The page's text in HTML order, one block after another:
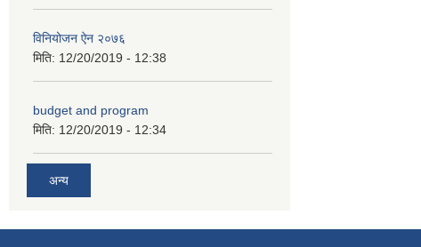
विनियोजन ऐन २०७६
मिति: 12/20/2019 - 12:38
budget and program
मिति: 12/20/2019 - 12:34
अन्य